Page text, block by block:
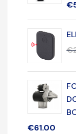
€
€
€61.00